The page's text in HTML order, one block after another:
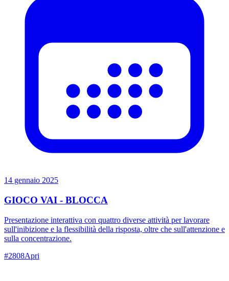
14 gennaio 2025
GIOCO VAI - BLOCCA
Presentazione interattiva con quattro diverse attività per lavorare
sull'inibizione e la flessibilità della risposta, oltre che sull'attenzione e
sulla concentrazione.
#2808Apri